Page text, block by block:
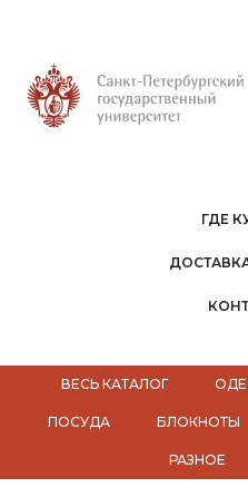
ГДЕ
ВЕСЬ КАТАЛОГ
ПОСУДА БЛОКНОТЫ
РАЗНОЕ